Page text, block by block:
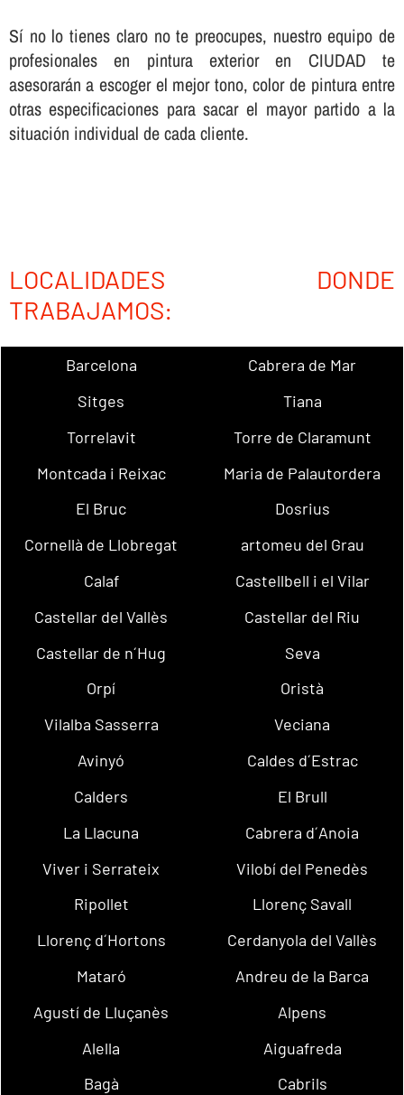
Sí­ no lo tienes claro no te preocupes, nuestro equipo de
profesionales en pintura exterior en CIUDAD te
asesorarán a escoger el mejor tono, color de pintura entre
otras especificaciones para sacar el mayor partido a la
situación individual de cada cliente.
LOCALIDADES DONDE
TRABAJAMOS:
Barcelona
Cabrera de Mar
Sitges
Tiana
Torrelavit
Torre de Claramunt
Montcada i Reixac
Maria de Palautordera
El Bruc
Dosrius
Cornellà de Llobregat
artomeu del Grau
Calaf
Castellbell i el Vilar
Castellar del Vallès
Castellar del Riu
Castellar de n´Hug
Seva
Orpí
Oristà
Vilalba Sasserra
Veciana
Avinyó
Caldes d´Estrac
Calders
El Brull
La Llacuna
Cabrera d´Anoia
Viver i Serrateix
Vilobí del Penedès
Ripollet
Llorenç Savall
Llorenç d´Hortons
Cerdanyola del Vallès
Mataró
Andreu de la Barca
Agustí de Lluçanès
Alpens
Alella
Aiguafreda
Bagà
Cabrils